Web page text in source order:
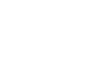
cómoda.